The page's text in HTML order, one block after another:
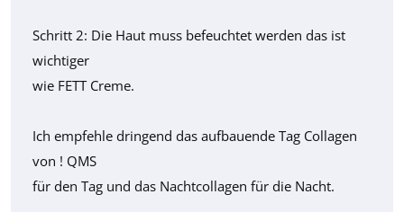
Schritt 2: Die Haut muss befeuchtet werden das ist
wichtiger
wie FETT Creme.
Ich empfehle dringend das aufbauende Tag Collagen
von ! QMS
für den Tag und das Nachtcollagen für die Nacht.